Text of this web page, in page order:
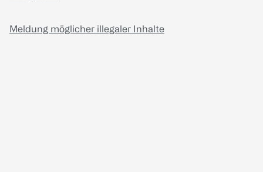
Meldung möglicher illegaler Inhalte